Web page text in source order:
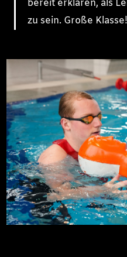
bereit erklären, als
zu sein. Große Klasse!